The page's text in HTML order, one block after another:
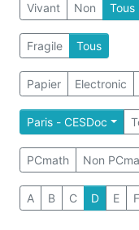
Vivant Non Tous
Fragile Tous
Papier Electronic
Paris - CESDoc
PCmath Non
A B C D E F